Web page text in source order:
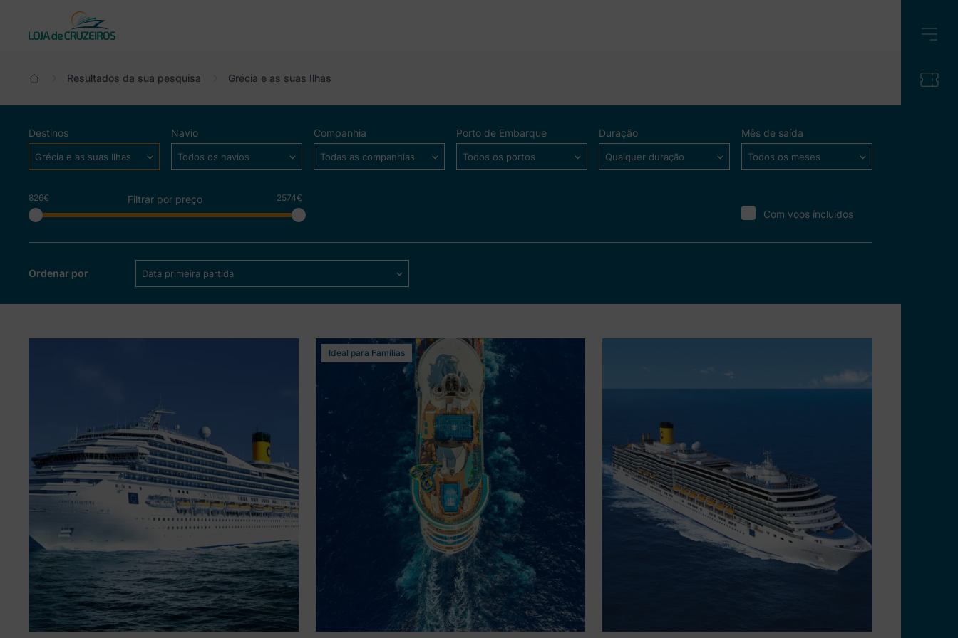
Resultados da sua pesquisa Actual:
Grécia e as suas Ilhas
Destinos
Grécia e as suas Ilhas
Navio
Todos os navios
Companhia
Todas as companhias
Porto de Embarque
Todos os portos
Duração
Qualquer duração
Mês de saída
Todos os meses
826€ Filtrar por preço 2574€
Com voos íncluidos
Ordenar por Data primeira partida
8 dias visitando Istambul, Santorini, Pireus
(Atenas), Rodes, Navegação, Heraklion, Istambul,
Mykonos.
Costa Fortuna
Partida
Istambul
Ideal para Famílias
2026 - Grécia e Croácia- Explorer of
the Seas
8 dias visitando Ravenna, Itália, Dubrovnik,
Atenas, Santorini, Navegação, Ravenna, Itália,
NAVEGAÇÃO, Split.
8 dias visitando Veneza, Corfu, Zaquintos,
Argostoli, Split, Veneza, Bari, Dubrovnik.